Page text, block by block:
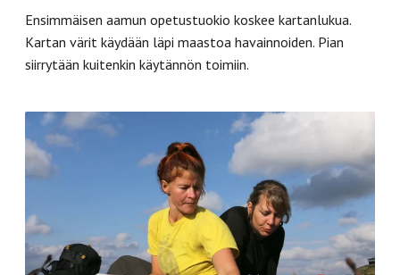
Ensimmäisen aamun opetustuokio koskee kartanlukua.
Kartan värit käydään läpi maastoa havainnoiden. Pian
siirrytään kuitenkin käytännön toimiin.